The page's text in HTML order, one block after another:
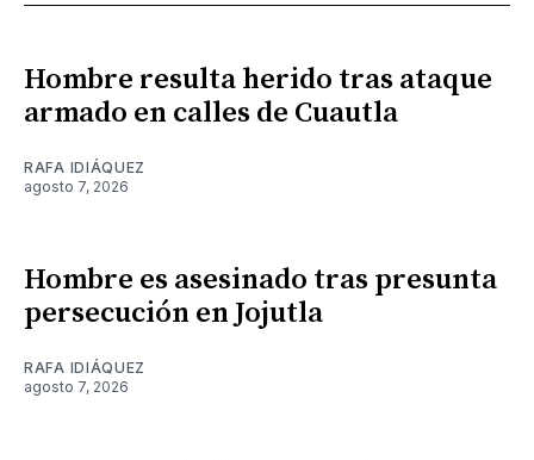
Hombre resulta herido tras ataque
armado en calles de Cuautla
RAFA IDIÁQUEZ
agosto 7, 2026
Hombre es asesinado tras presunta
persecución en Jojutla
RAFA IDIÁQUEZ
agosto 7, 2026